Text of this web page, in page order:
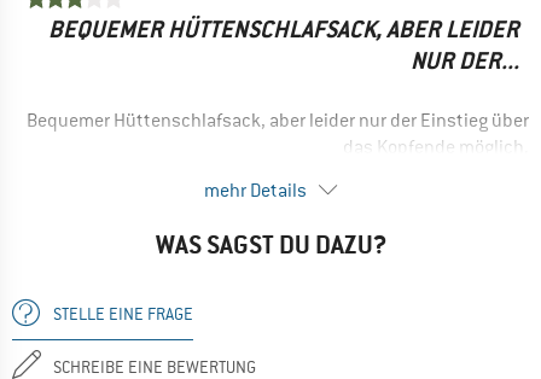
BEQUEMER HÜTTENSCHLAFSACK, ABER LEIDER
NUR DER...
Bequemer Hüttenschlafsack, aber leider nur der Einstieg über
das Kopfende möglich.
Sehr leicht und auf ein Kleinstmaß verstaubar.
mehr Details
WAS SAGST DU DAZU?
STELLE EINE FRAGE
SCHREIBE EINE BEWERTUNG